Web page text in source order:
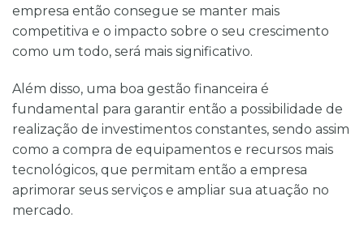
empresa então consegue se manter mais
competitiva e o impacto sobre o seu crescimento
como um todo, será mais significativo.
Além disso, uma boa gestão financeira é
fundamental para garantir então a possibilidade de
realização de investimentos constantes, sendo assim
como a compra de equipamentos e recursos mais
tecnológicos, que permitam então a empresa
aprimorar seus serviços e ampliar sua atuação no
mercado.